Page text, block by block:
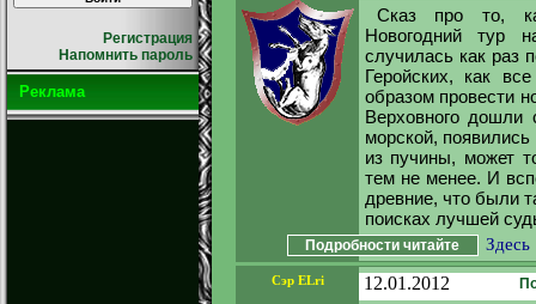
Регистрация
Напомнить пароль
Реклама
Сказ про то,
Новогодний тур
случилась как раз
Геройских, как
образом провести
Верховного дошли
морской,
из пучины, может
тем не менее. И
древние, что были
поисках лучшей
Подробности читайте Здесь
Сэр ELri 12.01.2012